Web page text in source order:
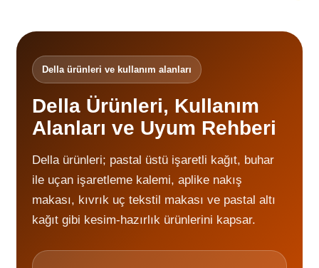
Della ürünleri ve kullanım alanları
Della Ürünleri, Kullanım
Alanları ve Uyum Rehberi
Della ürünleri; pastal üstü işaretli kağıt, buhar
ile uçan işaretleme kalemi, aplike nakış
makası, kıvrık uç tekstil makası ve pastal altı
kağıt gibi kesim-hazırlık ürünlerini kapsar.